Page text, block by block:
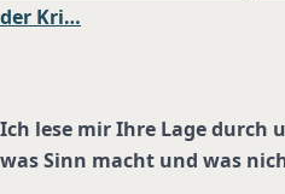
der Kri…
Ich lese mir Ihre Lage durch
was Sinn macht und was